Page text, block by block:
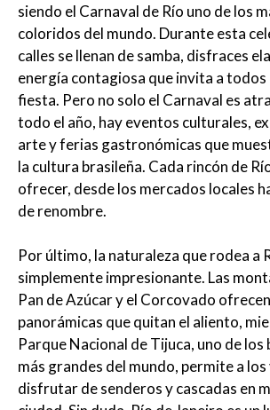
siendo el Carnaval de Río uno de los
coloridos del mundo. Durante esta
calles se llenan de samba, disfraces
energía contagiosa que invita a todos
fiesta. Pero no solo el Carnaval es
todo el año, hay eventos culturales,
arte y ferias gastronómicas que
la cultura brasileña. Cada rincón de
ofrecer, desde los mercados locales
de renombre.
Por último, la naturaleza que rodea a
simplemente impresionante. Las
Pan de Azúcar y el Corcovado
panorámicas que quitan el aliento,
Parque Nacional de Tijuca, uno de los
más grandes del mundo, permite a
disfrutar de senderos y cascadas en